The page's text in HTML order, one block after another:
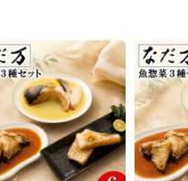
っています。